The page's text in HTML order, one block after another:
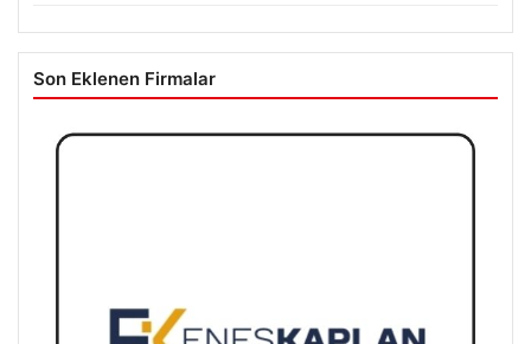
Son Eklenen Firmalar